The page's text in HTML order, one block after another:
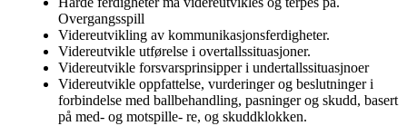
Overgangsspill
Videreutvikling av kommunikasjonsferdigheter.
Videreutvikle utførelse i overtallssituasjoner.
Videreutvikle forsvarsprinsipper i undertallssituasjnoer
Videreutvikle oppfattelse, vurderinger og beslutninger i
forbindelse med ballbehandling, pasninger og skudd, basert
på med- og motspille- re, og skuddklokken.